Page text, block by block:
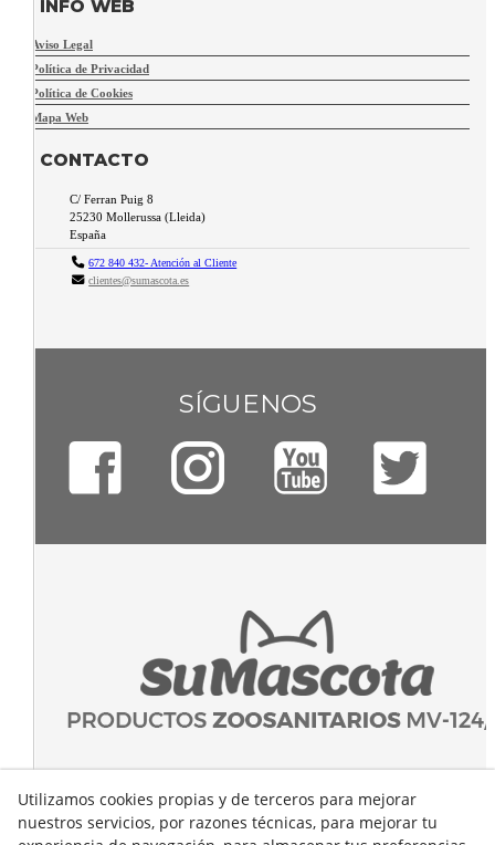
INFO WEB
Aviso Legal
Política de Privacidad
Política de Cookies
Mapa Web
CONTACTO
C/ Ferran Puig 8
25230 Mollerussa (Lleida)
España
672 840 432- Atención al Cliente
clientes@sumascota.es
SÍGUENOS
Utilizamos cookies propias y de terceros para mejorar
nuestros servicios, por razones técnicas, para mejorar tu